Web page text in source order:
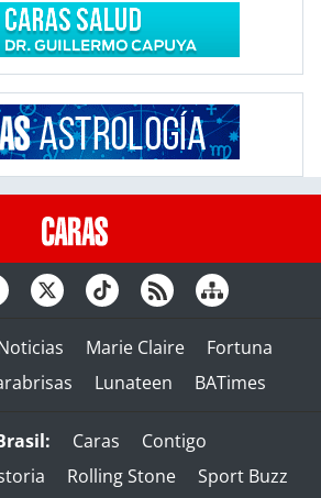
Marie Claire
Fortuna
Lunateen BATimes
Caras
Contigo
Rolling Stone Sport Buzz